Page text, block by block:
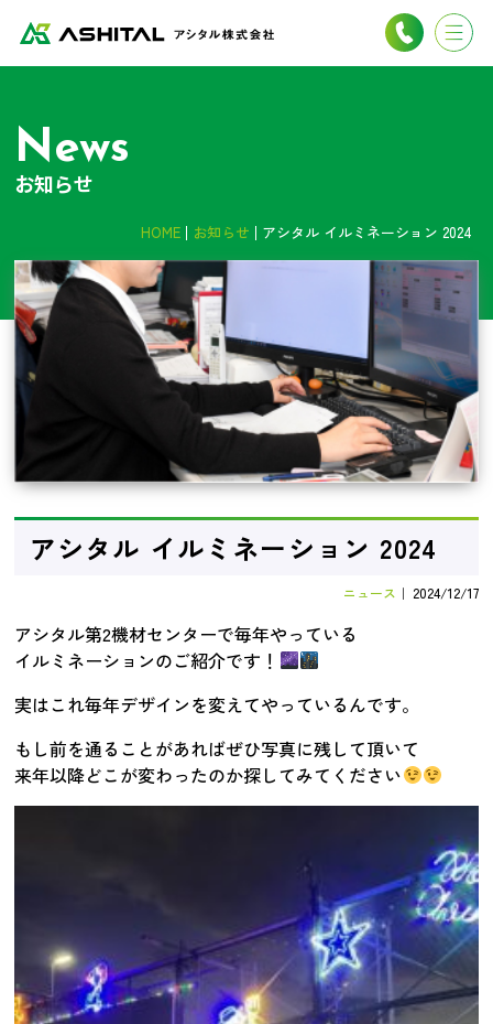
News
お知らせ
HOME お知らせ ️アシタル イルミネーション 2024
️アシタル イルミネーション 2024
ニュース ｜ 2024/12/17
アシタル第2機材センターで毎年やっている
イルミネーションのご紹介です！
実はこれ毎年デザインを変えてやっているんです。
もし前を通ることがあればぜひ写真に残して頂いて
来年以降どこが変わったのか探してみてください